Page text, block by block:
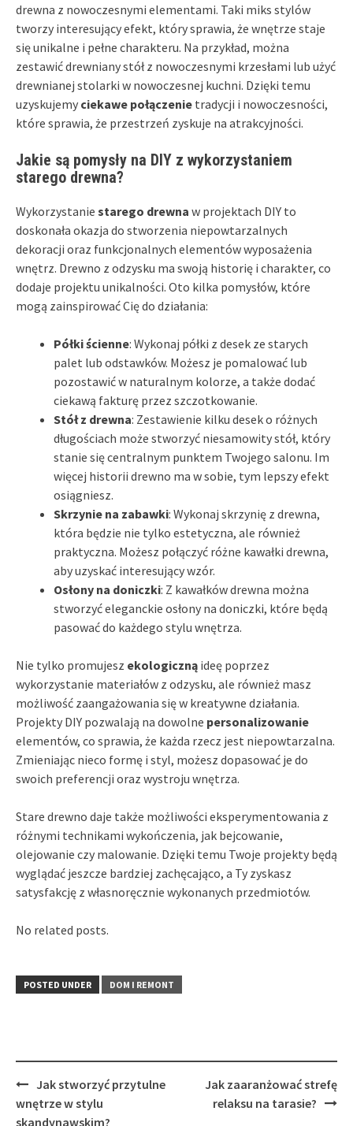
drewna z nowoczesnymi elementami. Taki miks stylów
tworzy interesujący efekt, który sprawia, że wnętrze staje
się unikalne i pełne charakteru. Na przykład, można
zestawić drewniany stół z nowoczesnymi krzesłami lub użyć
drewnianej stolarki w nowoczesnej kuchni. Dzięki temu
uzyskujemy ciekawe połączenie tradycji i nowoczesności,
które sprawia, że przestrzeń zyskuje na atrakcyjności.
Jakie są pomysły na DIY z wykorzystaniem
starego drewna?
Wykorzystanie starego drewna w projektach DIY to
doskonała okazja do stworzenia niepowtarzalnych
dekoracji oraz funkcjonalnych elementów wyposażenia
wnętrz. Drewno z odzysku ma swoją historię i charakter, co
dodaje projektu unikalności. Oto kilka pomysłów, które
mogą zainspirować Cię do działania:
Półki ścienne: Wykonaj półki z desek ze starych
palet lub odstawków. Możesz je pomalować lub
pozostawić w naturalnym kolorze, a także dodać
ciekawą fakturę przez szczotkowanie.
Stół z drewna: Zestawienie kilku desek o różnych
długościach może stworzyć niesamowity stół, który
stanie się centralnym punktem Twojego salonu. Im
więcej historii drewno ma w sobie, tym lepszy efekt
osiągniesz.
Skrzynie na zabawki: Wykonaj skrzynię z drewna,
która będzie nie tylko estetyczna, ale również
praktyczna. Możesz połączyć różne kawałki drewna,
aby uzyskać interesujący wzór.
Osłony na doniczki: Z kawałków drewna można
stworzyć eleganckie osłony na doniczki, które będą
pasować do każdego stylu wnętrza.
Nie tylko promujesz ekologiczną ideę poprzez
wykorzystanie materiałów z odzysku, ale również masz
możliwość zaangażowania się w kreatywne działania.
Projekty DIY pozwalają na dowolne personalizowanie
elementów, co sprawia, że każda rzecz jest niepowtarzalna.
Zmieniając nieco formę i styl, możesz dopasować je do
swoich preferencji oraz wystroju wnętrza.
Stare drewno daje także możliwości eksperymentowania z
różnymi technikami wykończenia, jak bejcowanie,
olejowanie czy malowanie. Dzięki temu Twoje projekty będą
wyglądać jeszcze bardziej zachęcająco, a Ty zyskasz
satysfakcję z własnoręcznie wykonanych przedmiotów.
No related posts.
POSTED UNDER DOM I REMONT
Post
navigation
Jak stworzyć przytulne
wnętrze w stylu
skandynawskim?
Jak zaaranżować strefę
relaksu na tarasie?